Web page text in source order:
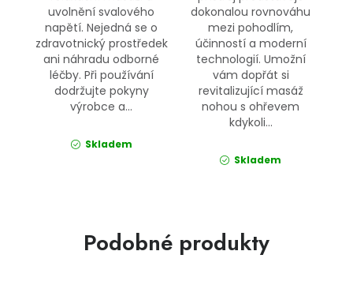
uvolnění svalového
napětí. Nejedná se o
zdravotnický prostředek
ani náhradu odborné
léčby. Při používání
dodržujte pokyny
výrobce a...
Skladem
dokonalou rovnováhu
mezi pohodlím,
účinností a moderní
technologií. Umožní
vám dopřát si
revitalizující masáž
nohou s ohřevem
kdykoli...
Skladem
Podobné produkty